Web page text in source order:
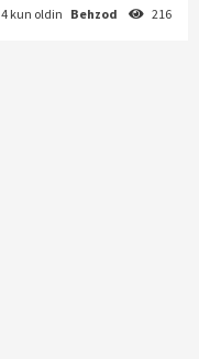
4 kun oldin Behzod 216